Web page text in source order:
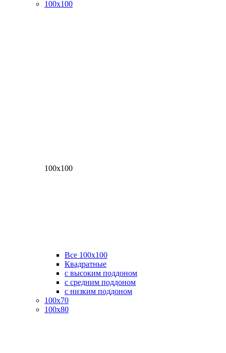
100х100
100х100
Все 100х100
Квадратные
с высоким поддоном
с средним поддоном
с низким поддоном
100х70
100х80